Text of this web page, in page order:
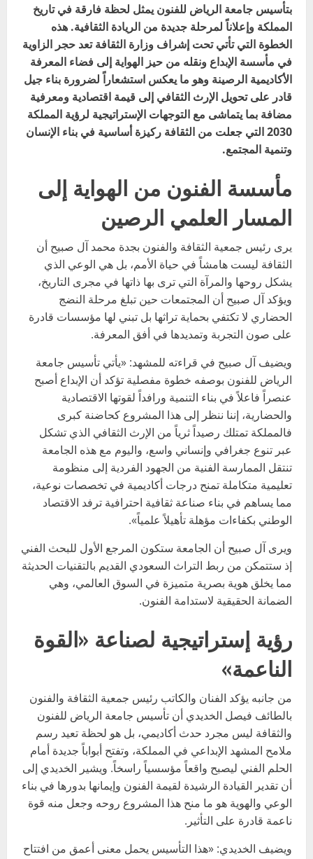
بتأسيس جامعة الرياض للفنون يمثل لحظة فارقة في تاريخ
المملكة وإعلاناً لمرحلة جديدة من الريادة الثقافية. هذه
الخطوة التي تأتي تحت إشراف وزارة الثقافة تعد حجر الزاوية
في مأسسة الإبداع ونقله من حيز الهواية إلى فضاء المعرفة
الأكاديمية الرصينة وهو ما يعكس استشعاراً لضرورة بناء جيل
قادر على تحويل الإرث الثقافي إلى قيمة اقتصادية ومعرفية
مضافة بما يتماشى مع التوجهات الإستراتيجية لرؤية المملكة
2030 التي جعلت من الثقافة ركيزة أساسية في بناء الإنسان
وتنمية المجتمع.
مأسسة الفنون من الهواية إلى
المسار العلمي الرصين
يرى رئيس جمعية الثقافة والفنون بجدة محمد آل صبيح أن
الثقافة ليست هامشاً في حياة الأمم، بل هي الوعي الذي
يشكل روحها والمرآة التي ترى بها ذاتها في مجرى التاريخ،
ويؤكد آل صبيح أن المجتمعات حين تبلغ مرحلة النضج
الحضاري لا تكتفي بحماية تراثها بل تبني لها مؤسسات قادرة
على صون التجربة وتمديدها في أفق المعرفة.
ويضيف آل صبيح في قراءته للمشهد: «يأتي تأسيس جامعة
الرياض للفنون بوصفه خطوة مفصلية تؤكد أن الإبداع أصبح
عنصراً فاعلاً في بناء التنمية ورافداً لقوتها الاقتصادية
والحضارية، إننا ننظر إلى هذا المشروع كحاضنة كبرى
فالمملكة تمتلك رصيداً ثرياً من الإرث الثقافي الذي تشكل
عبر تنوع جغرافي وإنساني واسع، واليوم مع هذه الجامعة
تنتقل الممارسة الفنية من الجهود الفردية إلى منظومة
تعليمية متكاملة تمنح درجات أكاديمية في تخصصات نوعية،
مما يساهم في بناء صناعة ثقافية احترافية ترفد الاقتصاد
الوطني بكفاءات مؤهلة تأهيلاً علمياً».
ويرى آل صبيح أن الجامعة ستكون المرجع الأول للبحث الفني
إذ ستتمكن من ربط التراث السعودي القديم بالتقنيات الحديثة
مما يخلق هوية بصرية متميزة في السوق العالمي، وهي
الضمانة الحقيقية لاستدامة الفنون.
رؤية إستراتيجية لصناعة «القوة
الناعمة»
من جانبه يؤكد الفنان والكاتب رئيس جمعية الثقافة والفنون
بالطائف فيصل الخديدي أن تأسيس جامعة الرياض للفنون
والثقافة ليس مجرد حدث أكاديمي، بل هو لحظة تعيد رسم
ملامح المشهد الإبداعي في المملكة، وتفتح أبواباً جديدة أمام
الحلم الفني ليصبح واقعاً مؤسسياً راسخاً. ويشير الخديدي إلى
أن تقدير القيادة الرشيدة لقيمة الفنون وإيمانها بدورها في بناء
الوعي والهوية هو ما منح هذا المشروع روحه وجعل منه قوة
ناعمة قادرة على التأثير.
ويضيف الخديدي: «هذا التأسيس يحمل معنى أعمق من افتتاح